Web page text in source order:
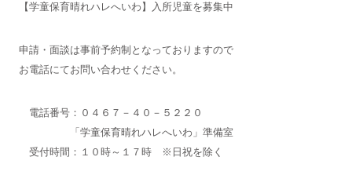
【学童保育晴れハレへいわ】入所児童を募集中
申請・面談は事前予約制となっておりますので
お電話にてお問い合わせください。
電話番号：０４６７－４０－５２２０
「学童保育晴れハレへいわ」準備室
受付時間：１０時～１７時 ※日祝を除く